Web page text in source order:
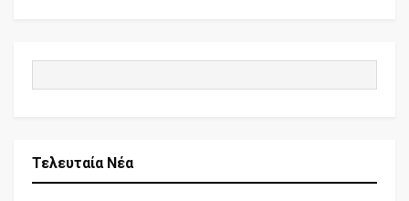
Τελευταία Νέα